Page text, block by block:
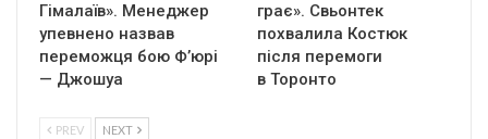
Гімалаїв». Менеджер
упевнено назвав
переможця бою Ф’юрі
— Джошуа
грає». Свьонтек
похвалила Костюк
після перемоги
в Торонто
PREV NEXT